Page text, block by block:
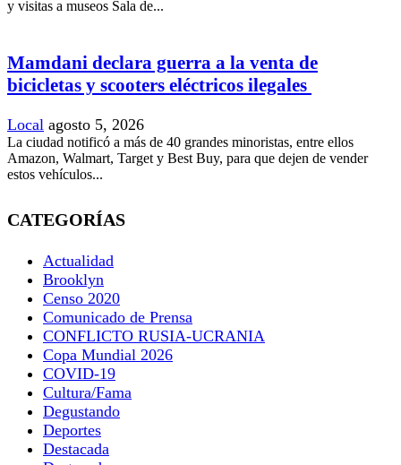
y visitas a museos Sala de...
Mamdani declara guerra a la venta de
bicicletas y scooters eléctricos ilegales
Local agosto 5, 2026
La ciudad notificó a más de 40 grandes minoristas, entre ellos
Amazon, Walmart, Target y Best Buy, para que dejen de vender
estos vehículos...
CATEGORÍAS
Actualidad
Brooklyn
Censo 2020
Comunicado de Prensa
CONFLICTO RUSIA-UCRANIA
Copa Mundial 2026
COVID-19
Cultura/Fama
Degustando
Deportes
Destacada